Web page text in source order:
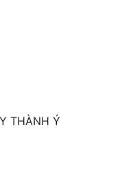
THÀNH Ý